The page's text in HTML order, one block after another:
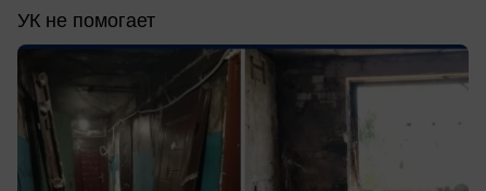
УК не помогает